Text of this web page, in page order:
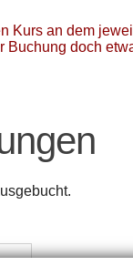
Kurs an dem
Buchung doch